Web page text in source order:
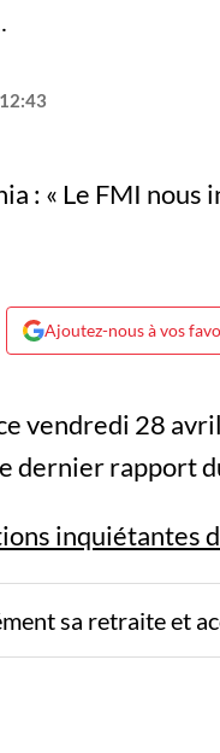
Ajoutez-nous à vos
vendredi 28
dernier rapport
inquiétantes
sa retraite et